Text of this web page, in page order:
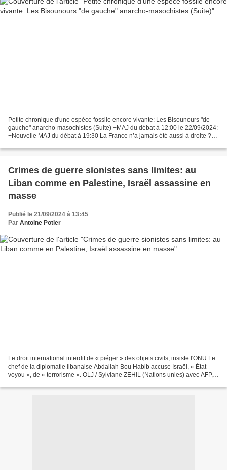
Petite chronique d'une espèce fossile encore vivante: Les Bisounours "de
gauche" anarcho-masochistes (Suite) +MAJ du débat à 12:00 le 22/09/2024:
+Nouvelle MAJ du débat à 19:30 La France n’a jamais été aussi à droite ?
Crimes de guerre sionistes sans limites: au
Liban comme en Palestine, Israël assassine en
masse
Publié le 21/09/2024 à 13:45
Par Antoine Potier
Le droit international interdit de « piéger » des objets civils, insiste l'ONU Le
chef de la diplomatie libanaise Abdallah Bou Habib accuse Israël, « État
voyou », de « terrorisme ». OLJ / Sylviane ZEHIL (Nations unies) avec AFP,